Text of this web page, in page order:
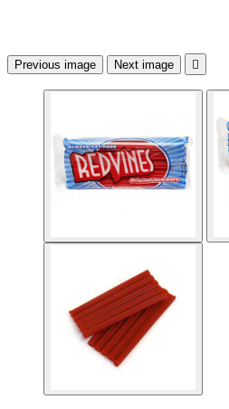
Previous image Next image 